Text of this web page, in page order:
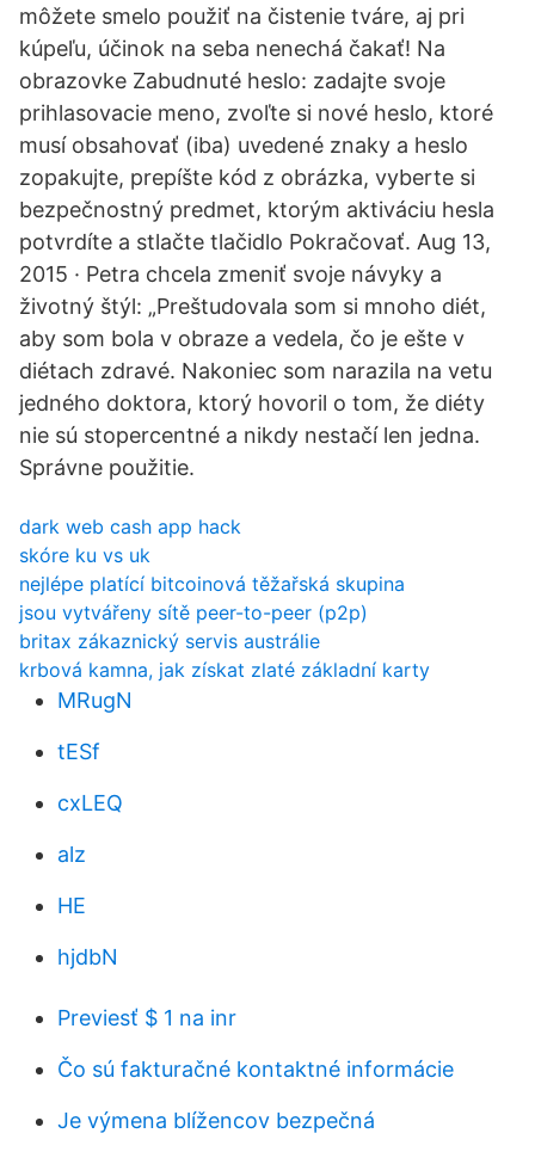
môžete smelo použiť na čistenie tváre, aj pri
kúpeľu, účinok na seba nenechá čakať! Na
obrazovke Zabudnuté heslo: zadajte svoje
prihlasovacie meno, zvoľte si nové heslo, ktoré
musí obsahovať (iba) uvedené znaky a heslo
zopakujte, prepíšte kód z obrázka, vyberte si
bezpečnostný predmet, ktorým aktiváciu hesla
potvrdíte a stlačte tlačidlo Pokračovať. Aug 13,
2015 · Petra chcela zmeniť svoje návyky a
životný štýl: „Preštudovala som si mnoho diét,
aby som bola v obraze a vedela, čo je ešte v
diétach zdravé. Nakoniec som narazila na vetu
jedného doktora, ktorý hovoril o tom, že diéty
nie sú stopercentné a nikdy nestačí len jedna.
Správne použitie.
dark web cash app hack
skóre ku vs uk
nejlépe platící bitcoinová těžařská skupina
jsou vytvářeny sítě peer-to-peer (p2p)
britax zákaznický servis austrálie
krbová kamna, jak získat zlaté základní karty
MRugN
tESf
cxLEQ
alz
HE
hjdbN
Previesť $ 1 na inr
Čo sú fakturačné kontaktné informácie
Je výmena blížencov bezpečná